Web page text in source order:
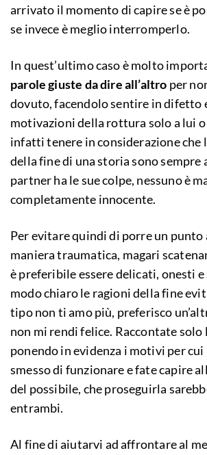
arrivato il momento di capire se è
se invece è meglio interromperlo.
In quest’ultimo caso è molto
parole giuste da dire all’altro per
dovuto, facendolo sentire in difetto
motivazioni della rottura solo a lui
infatti tenere in considerazione che
della fine di una storia sono sempre
partner ha le sue colpe, nessuno è
completamente innocente.
Per evitare quindi di porre un
maniera traumatica, magari
è preferibile essere delicati, onesti e
modo chiaro le ragioni della fine
tipo non ti amo più, preferisco
non mi rendi felice. Raccontate solo
ponendo in evidenza i motivi per cui
smesso di funzionare e fate capire
del possibile, che proseguirla
entrambi.
Al fine di aiutarvi ad affrontare al